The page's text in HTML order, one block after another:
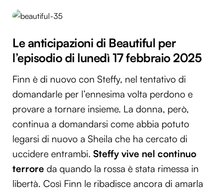
Le anticipazioni di Beautiful per
l’episodio di lunedì 17 febbraio 2025
Finn è di nuovo con Steffy, nel tentativo di
domandarle per l’ennesima volta perdono e
provare a tornare insieme. La donna, però,
continua a domandarsi come abbia potuto
legarsi di nuovo a Sheila che ha cercato di
uccidere entrambi. Steffy vive nel continuo
terrore da quando la rossa è stata rimessa in
libertà. Così Finn le ribadisce ancora di amarla